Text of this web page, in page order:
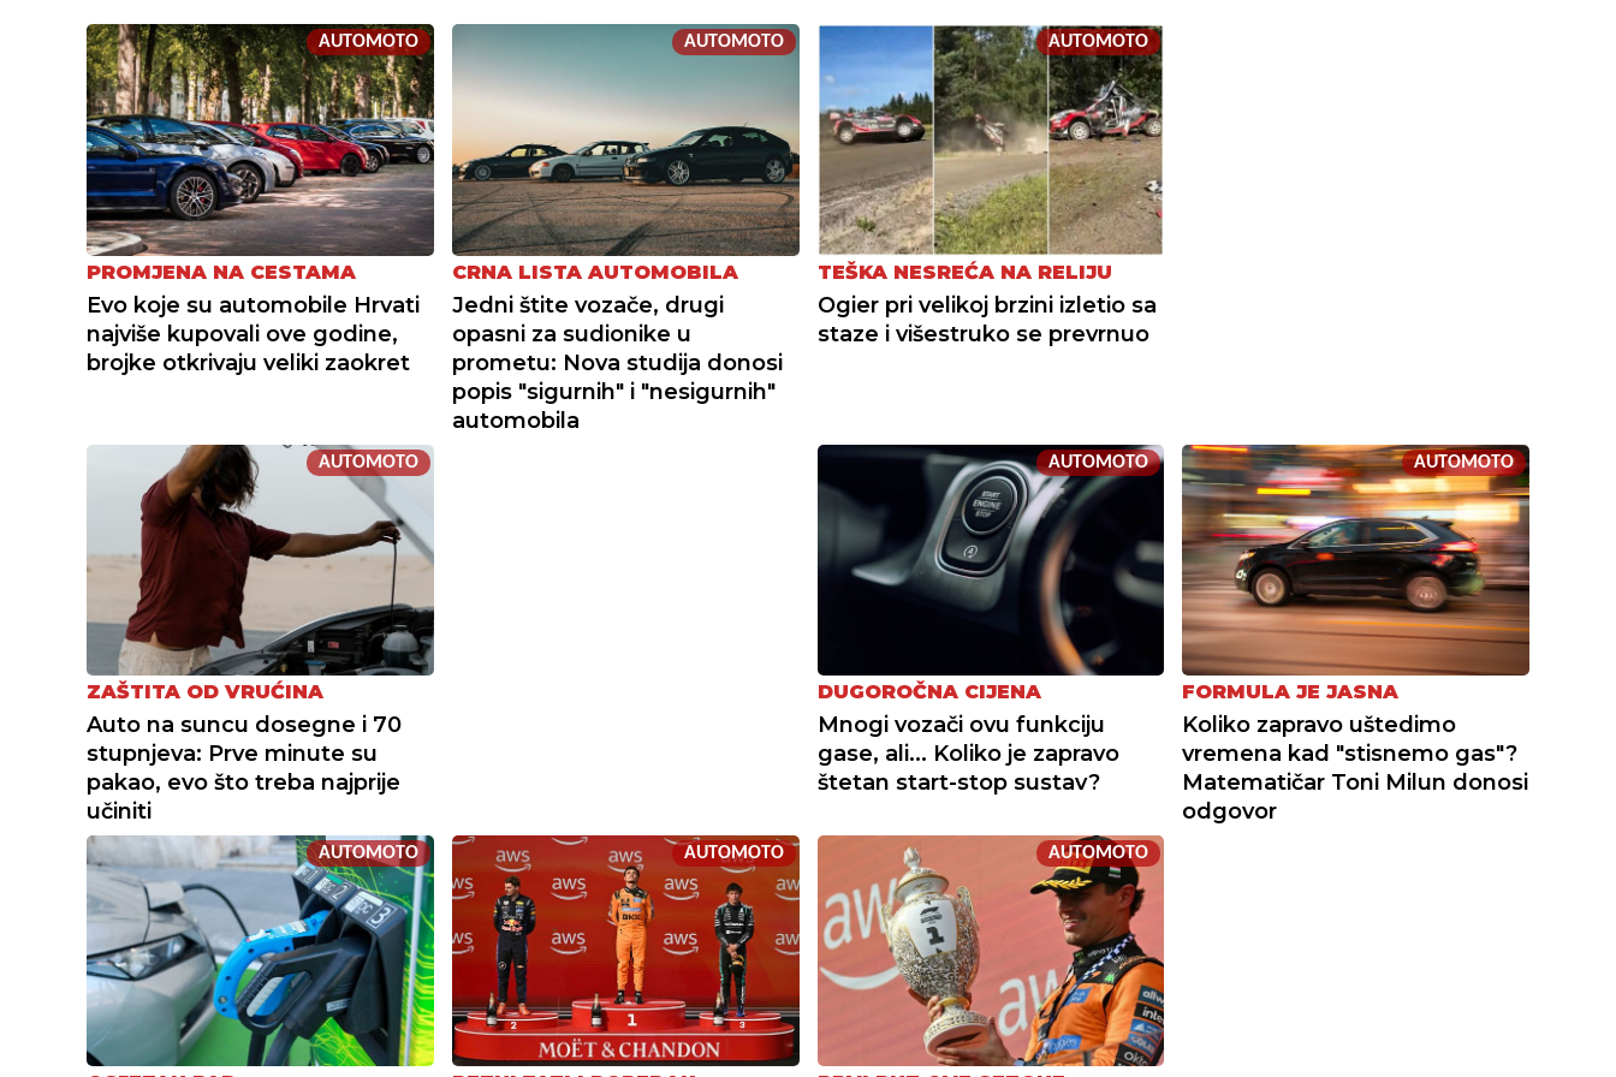
AUTOMOTO
PROMJENA NA CESTAMA
Evo koje su automobile Hrvati
najviše kupovali ove godine,
brojke otkrivaju veliki zaokret
AUTOMOTO
CRNA LISTA AUTOMOBILA
Jedni štite vozače, drugi
opasni za sudionike u
prometu: Nova studija donosi
popis "sigurnih" i "nesigurnih"
automobila
AUTOMOTO
TEŠKA NESREĆA NA RELIJU
Ogier pri velikoj brzini izletio sa
staze i višestruko se prevrnuo
AUTOMOTO
ZAŠTITA OD VRUĆINA
Auto na suncu dosegne i 70
stupnjeva: Prve minute su
pakao, evo što treba najprije
učiniti
AUTOMOTO
DUGOROČNA CIJENA
Mnogi vozači ovu funkciju
gase, ali... Koliko je zapravo
štetan start-stop sustav?
AUTOMOTO
FORMULA JE JASNA
Koliko zapravo uštedimo
vremena kad "stisnemo gas"?
Matematičar Toni Milun donosi
odgovor
AUTOMOTO AUTOMOTO AUTOMOTO